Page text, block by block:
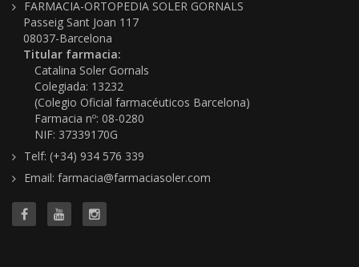
FARMACIA-ORTOPEDIA SOLER GORNALS
Passeig Sant Joan 117
08037-Barcelona
Titular farmacia:
Catalina Soler Gornals
Colegiada: 13232
(Colegio Oficial farmacéuticos Barcelona)
Farmacia nº: 08-0280
NIF: 37339170G
Telf: (+34) 934 576 339
Email: farmacia@farmaciasoler.com